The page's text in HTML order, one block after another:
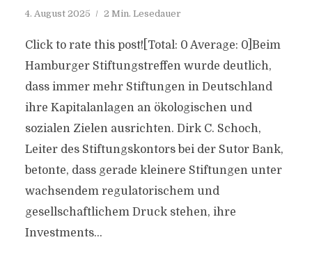
4. August 2025 2 Min. Lesedauer
Click to rate this post![Total: 0 Average: 0]Beim
Hamburger Stiftungstreffen wurde deutlich,
dass immer mehr Stiftungen in Deutschland
ihre Kapitalanlagen an ökologischen und
sozialen Zielen ausrichten. Dirk C. Schoch,
Leiter des Stiftungskontors bei der Sutor Bank,
betonte, dass gerade kleinere Stiftungen unter
wachsendem regulatorischem und
gesellschaftlichem Druck stehen, ihre
Investments...